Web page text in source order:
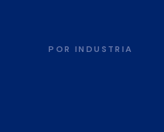
POR INDUSTRIA